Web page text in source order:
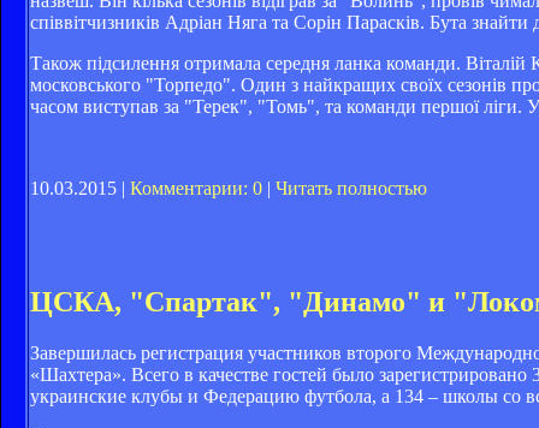
співвітчизників Адріан Няга та Сорін Парасків. Бута
Також підсилення отримала середня ланка команди.
московського "Торпедо". Один з найкращих своїх сезонів
часом виступав за "Терек", "Томь", та команди першої
10.03.2015 | Комментарии: 0 Читать полностью
ЦСКА, "Спартак", "Динамо" и
Завершилась регистрация участников второго
«Шахтера». Всего в качестве гостей было
украинские клубы и Федерацию футбола, а 134 – школы со